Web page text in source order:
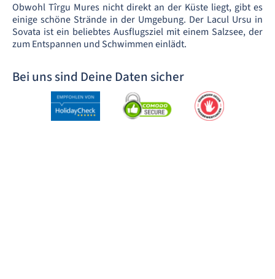
Obwohl Tîrgu Mures nicht direkt an der Küste liegt, gibt es
einige schöne Strände in der Umgebung. Der Lacul Ursu in
Sovata ist ein beliebtes Ausflugsziel mit einem Salzsee, der
zum Entspannen und Schwimmen einlädt.
Bei uns sind Deine Daten sicher